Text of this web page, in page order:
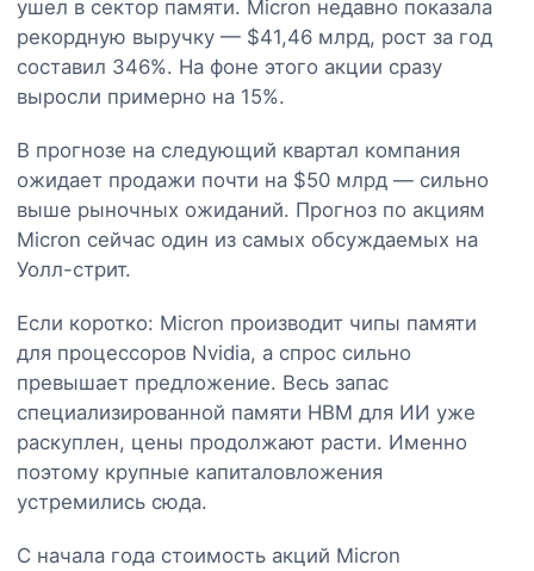
ушел в сектор памяти. Micron недавно показала
рекордную выручку — $41,46 млрд, рост за год
составил 346%. На фоне этого акции сразу
выросли примерно на 15%.
В прогнозе на следующий квартал компания
ожидает продажи почти на $50 млрд — сильно
выше рыночных ожиданий. Прогноз по акциям
Micron сейчас один из самых обсуждаемых на
Уолл-стрит.
Если коротко: Micron производит чипы памяти
для процессоров Nvidia, а спрос сильно
превышает предложение. Весь запас
специализированной памяти HBM для ИИ уже
раскуплен, цены продолжают расти. Именно
поэтому крупные капиталовложения
устремились сюда.
С начала года стоимость акций Micron